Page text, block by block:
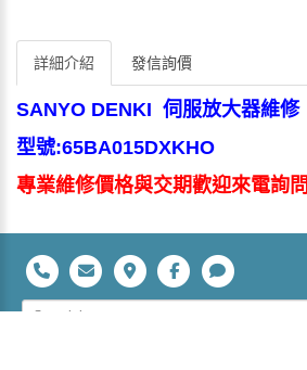
詳細介紹 發信詢價
SANYO DENKI 伺服放大器維修
型號:65BA015DXKHO
專業維修價格與交期歡迎來電詢問